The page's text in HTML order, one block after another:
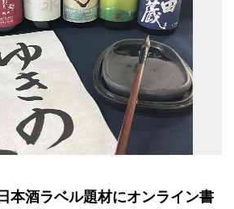
本酒ラベル題材にオンライン書